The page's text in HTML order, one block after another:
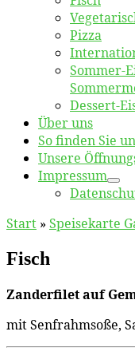
Pizza
Sommer-
Dessert-
Über uns
So finden Sie
Unsere
Impressum
Start » Speisekarte
Fisch
Zanderfilet auf
mit Senfrahmsoße,